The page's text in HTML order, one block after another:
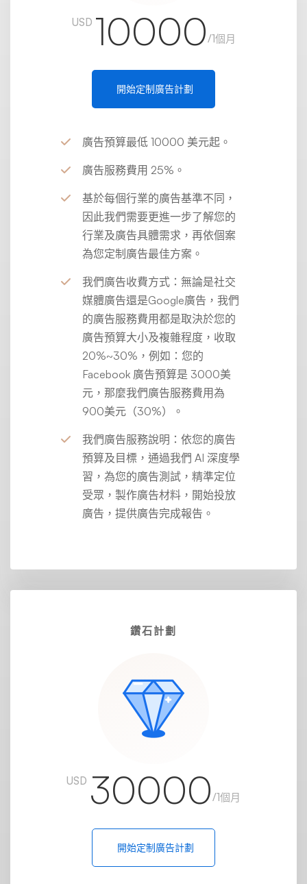
USD 10000/1個月
開始定制廣告計劃
廣告預算最低 10000 美元起。
廣告服務費用 25%。
基於每個行業的廣告基準不同，
因此我們需要更進一步了解您的
行業及廣告具體需求，再依個案
為您定制廣告最佳方案。
我們廣告收費方式：無論是社交
媒體廣告還是Google廣告，我們
的廣告服務費用都是取決於您的
廣告預算大小及複雜程度，收取
20%~30%，例如：您的
Facebook 廣告預算是 3000美
元，那麼我們廣告服務費用為
900美元（30%）。
我們廣告服務說明：依您的廣告
預算及目標，通過我們 AI 深度學
習，為您的廣告測試，精準定位
受眾，製作廣告材料，開始投放
廣告，提供廣告完成報告。
鑽石計劃
USD 30000/1個月
開始定制廣告計劃